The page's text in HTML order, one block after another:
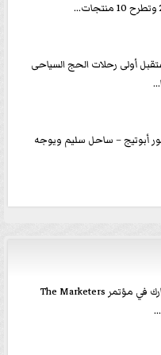
أولى رحلات الحج السياحى
أبوتيج – ساحل سليم ويوجه
د. داليا أبو المجد تشارك في مؤتمر The Marketers